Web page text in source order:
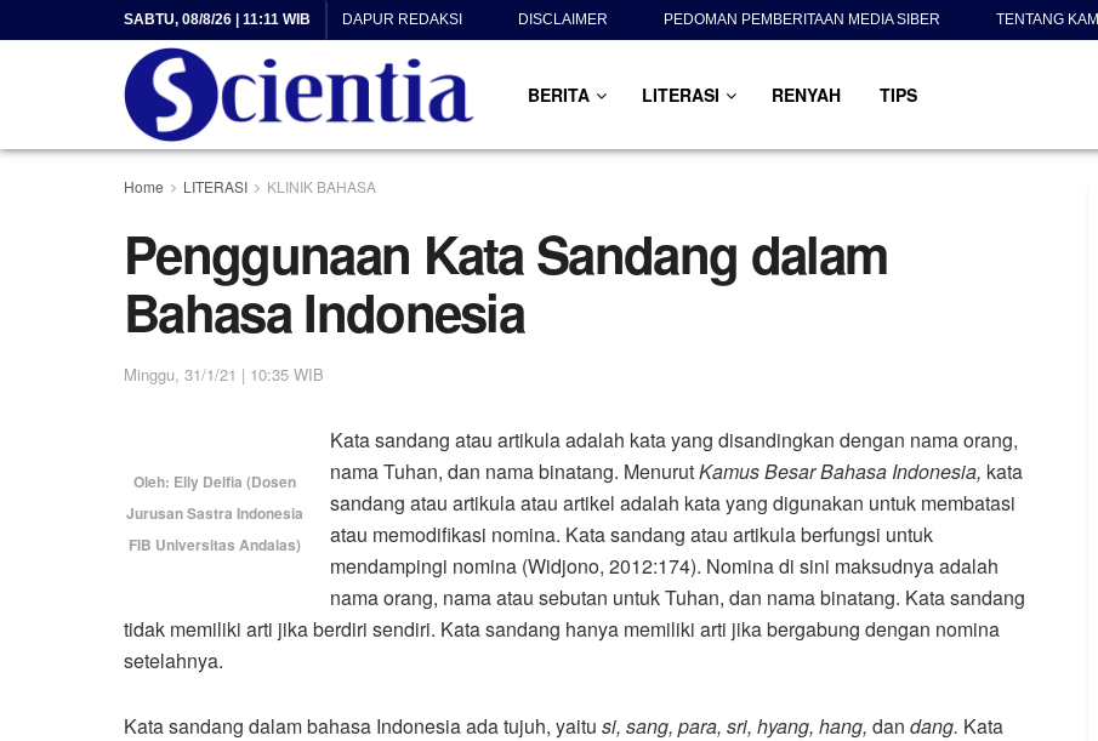
SABTU, 08/8/26 | 11:11 WIB DAPUR REDAKSI DISCLAIMER PEDOMAN PEMBERITAAN MEDIA SIBER TENTANG KAMI
BERITA LITERASI RENYAH TIPS
Home LITERASI KLINIK BAHASA
Penggunaan Kata Sandang dalam
Bahasa Indonesia
Minggu, 31/1/21 | 10:35 WIB
Oleh: Elly Delfia (Dosen
Jurusan Sastra Indonesia
FIB Universitas Andalas)
Kata sandang atau artikula adalah kata yang disandingkan dengan nama orang,
nama Tuhan, dan nama binatang. MenurutKamus Besar Bahasa Indonesia, kata
sandang atau artikula atau artikel adalah kata yang digunakan untuk membatasi
atau memodifikasi nomina. Kata sandang atau artikula berfungsi untuk
mendampingi nomina (Widjono, 2012:174). Nomina di sini maksudnya adalah
nama orang, nama atau sebutan untuk Tuhan, dan nama binatang. Kata sandang
tidak memiliki arti jika berdiri sendiri. Kata sandang hanya memiliki arti jika bergabung dengan nomina
setelahnya.
Kata sandang dalam bahasa Indonesia ada tujuh, yaitu si, sang, para, sri, hyang, hang, dan dang. Kata